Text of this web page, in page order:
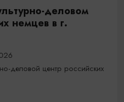
деловом
немцев в г.
деловой центр российских